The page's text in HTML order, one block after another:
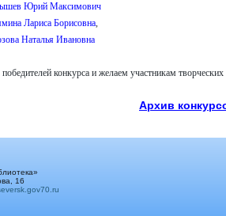
Юрий Максимович
Лариса Борисовна,
Ивановна
конкурса и желаем участникам
Архив
16